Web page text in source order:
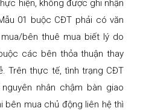
hiện, không được ghi nhận
01 buộc CĐT phải có văn
bên thuê mua biết lý do
các bên thỏa thuận thay
Trên thực tế, tình trạng CĐT
nguyên nhân chậm bàn giao
bên mua chủ động liên hệ thì